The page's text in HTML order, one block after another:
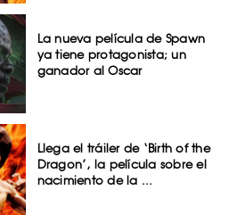
La nueva película de Spawn
ya tiene protagonista; un
ganador al Oscar
Llega el tráiler de ‘Birth of the
Dragon’, la película sobre el
nacimiento de la ...